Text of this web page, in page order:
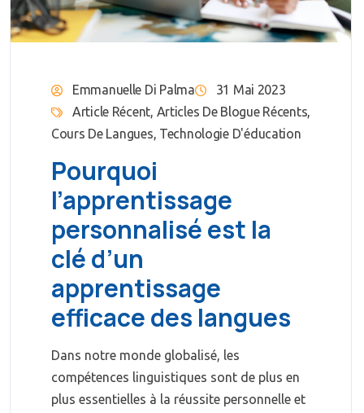
Emmanuelle Di Palma
31 Mai 2023
Article Récent, Articles De Blogue Récents,
Cours De Langues, Technologie D'éducation
Pourquoi
l’apprentissage
personnalisé est la
clé d’un
apprentissage
efficace des langues
Dans notre monde globalisé, les
compétences linguistiques sont de plus en
plus essentielles à la réussite personnelle et